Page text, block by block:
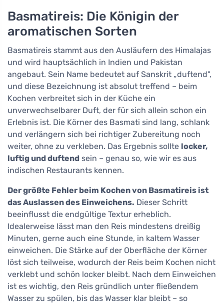
Basmatireis: Die Königin der
aromatischen Sorten
Basmatireis stammt aus den Ausläufern des Himalajas
und wird hauptsächlich in Indien und Pakistan
angebaut. Sein Name bedeutet auf Sanskrit „duftend",
und diese Bezeichnung ist absolut treffend – beim
Kochen verbreitet sich in der Küche ein
unverwechselbarer Duft, der für sich allein schon ein
Erlebnis ist. Die Körner des Basmati sind lang, schlank
und verlängern sich bei richtiger Zubereitung noch
weiter, ohne zu verkleben. Das Ergebnis sollte locker,
luftig und duftend sein – genau so, wie wir es aus
indischen Restaurants kennen.
Der größte Fehler beim Kochen von Basmatireis ist
das Auslassen des Einweichens. Dieser Schritt
beeinflusst die endgültige Textur erheblich.
Idealerweise lässt man den Reis mindestens dreißig
Minuten, gerne auch eine Stunde, in kaltem Wasser
einweichen. Die Stärke auf der Oberfläche der Körner
löst sich teilweise, wodurch der Reis beim Kochen nicht
verklebt und schön locker bleibt. Nach dem Einweichen
ist es wichtig, den Reis gründlich unter fließendem
Wasser zu spülen, bis das Wasser klar bleibt – so